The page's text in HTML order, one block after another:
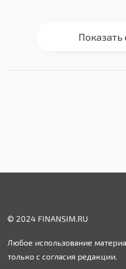
© 2024 FINANSIM.RU
Любое использование
только с согласия редакции.